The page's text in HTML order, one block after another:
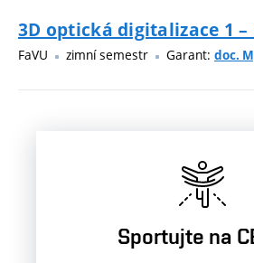
3D optická digitalizace 1 –
FaVU zimní semestr Garant: doc.
Sportujte na